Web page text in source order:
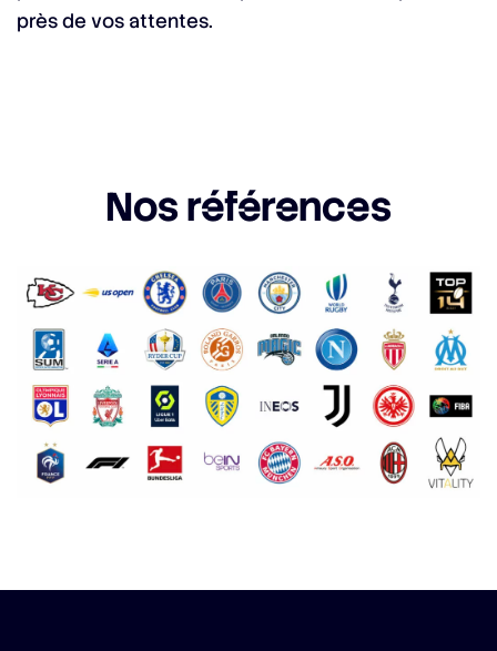
près de vos attentes.
Nos références